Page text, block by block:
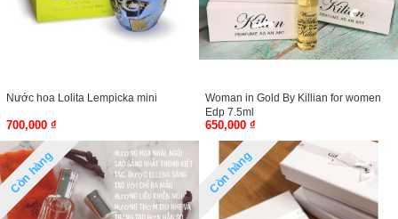
Nước hoa Lolita Lempicka mini
700,000 ₫
Woman in Gold By Killian for women
Edp 7.5ml
650,000 ₫
Còn hàng Còn hàng